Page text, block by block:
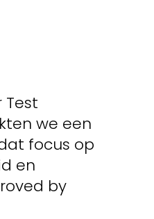
Test
we een
focus op
en
by